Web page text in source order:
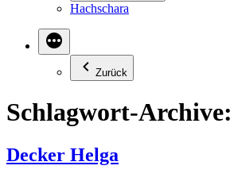
Hachschara
Zurück
Schlagwort-Archive:
Decker Helga